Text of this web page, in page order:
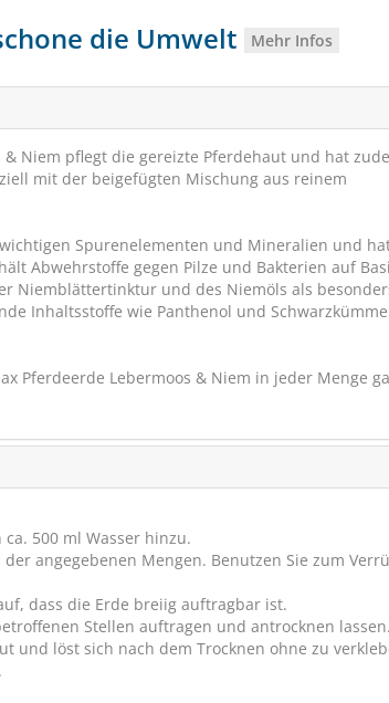
die Umwelt Mehr Infos
Niem pflegt die gereizte Pferdehaut und hat
mit der beigefügten Mischung aus reinem
Spurenelementen und Mineralien und
Abwehrstoffe gegen Pilze und Bakterien auf
Niemblättertinktur und des Niemöls als
Inhaltsstoffe wie Panthenol und
Pferdeerde Lebermoos & Niem in jeder Menge
500 ml Wasser hinzu.
angegebenen Mengen. Benutzen Sie zum
dass die Erde breiig auftragbar ist.
Stellen auftragen und antrocknen
und löst sich nach dem Trocknen ohne zu
fördert den
€ 134,95 €
(€ 9,99/kg)